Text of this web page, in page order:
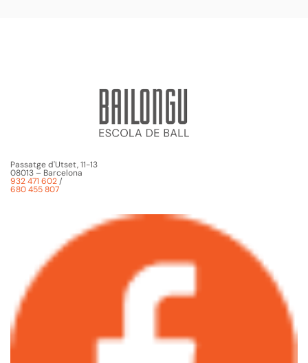
Passatge d'Utset, 11-13
08013 – Barcelona
932 471 602/
680 455 807